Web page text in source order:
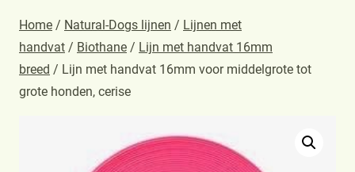
Home / Natural-Dogs lijnen / Lijnen met
handvat / Biothane / Lijn met handvat 16mm
breed / Lijn met handvat 16mm voor middelgrote tot
grote honden, cerise